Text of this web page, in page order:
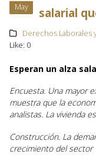
May
salarial
Derechos Laborales
Like: 0
Esperan un alza
Encuesta. Una mayor
muestra que la
analistas. La vivienda
Construcción. La
crecimiento del sector